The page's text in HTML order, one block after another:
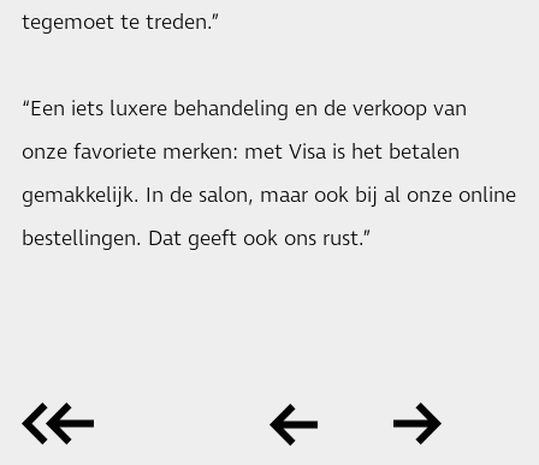
tegemoet te treden.”
“Een iets luxere behandeling en de verkoop van
onze favoriete merken: met Visa is het betalen
gemakkelijk. In de salon, maar ook bij al onze online
bestellingen. Dat geeft ook ons rust.”